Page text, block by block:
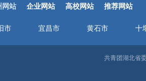
网站 企业网站 高校网站 推荐网站
市 宜昌市 黄石市 十
共青团湖北省